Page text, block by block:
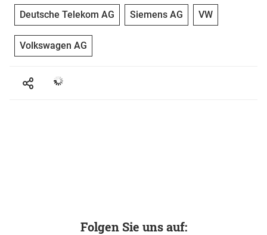
Deutsche Telekom AG Siemens AG VW
Volkswagen AG
Folgen Sie uns auf: